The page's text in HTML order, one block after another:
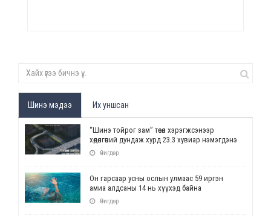
Шинэ мэдээ Их уншсан
“Шинэ тойрог зам” төсөл хэрэгжсэнээр
хөдөлгөөний дундаж хурд 23.3 хувиар нэмэгдэнэ
Өчигдөр
Он гарсаар усны ослын улмаас 59 иргэн
амиа алдсаны 14 нь хүүхэд байна
Өчигдөр